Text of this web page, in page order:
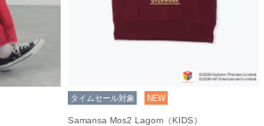
タイムセール対象 NEW
Samansa Mos2 Lagom（KIDS）